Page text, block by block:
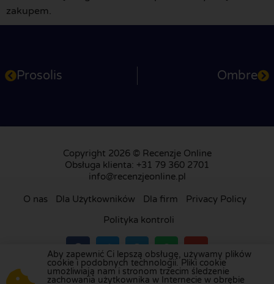
zakupem.
Prosolis Ombre
Copyright 2026 © Recenzje Online
Obsługa klienta: +31 79 360 2701
info@recenzjeonline.pl
O nas Dla Użytkowników Dla firm
Privacy Policy
Polityka kontroli
Odwiedź naszą platformę recenzji wHolandii,
Aby zapewnić Ci lepszą obsługę, używamy plików
cookie i podobnych technologii. Pliki cookie
umożliwiają nam i stronom trzecim śledzenie
zachowania użytkownika w Internecie w obrębie